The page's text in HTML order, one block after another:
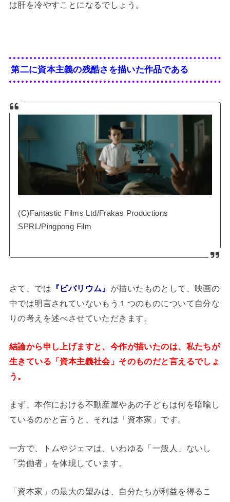
は肝を冷やすことになるでしょう。
第二に資本主義の残酷さを描いた作品である
(C)Fantastic Films Ltd/Frakas Productions
SPRL/Pingpong Film
さて、では 『ビバリウム』 が描いたものとして、映画の
中では明言されていないもう１つのものについて自分な
りの考えを述べさせていただきます。
結論から申し上げますと、今作が描いたのは、私たちが
生きている「資本主義社会」そのものだと言えるでしょ
う。
まず、本作における不動産屋やあの子どもは何を暗喩し
ているのかと言うと、それは「資本家」です。
一方で、トムやジェマは、いわゆる「一般人」ないし
「労働者」を体現しています。
「資本家」の最大の望みは、自分たちが利益を得るこ